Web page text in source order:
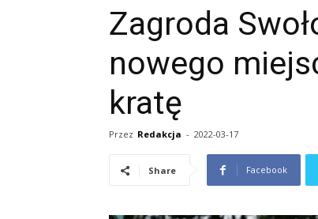
Zagroda
nowego
kratę
Przez Redakcja - 2022-03-17
Share Facebook